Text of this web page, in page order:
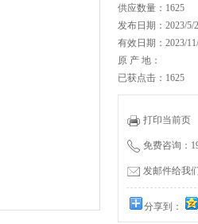
供应数量：1625
发布日期：2023/5/2
有效日期：2023/
原 产 地：
已获点击：1625
打印当前页
免费咨询：
发邮件给我
分享到：